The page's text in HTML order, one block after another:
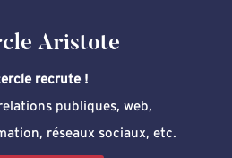
Aristote
recrute !
publiques, web,
réseaux sociaux, etc.